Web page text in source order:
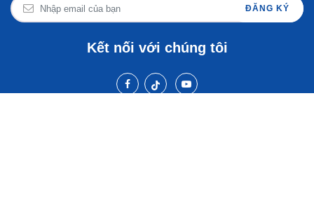
ĐĂNG KÝ
Kết nối với chúng tôi